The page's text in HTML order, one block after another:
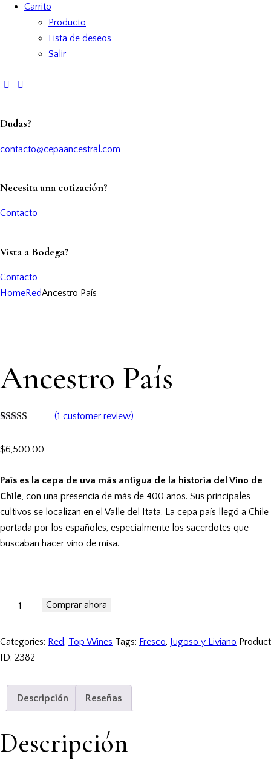
Carrito
Producto
Lista de deseos
Salir
Dudas?
contacto@cepaancestral.com
Necesita una cotización?
Contacto
Vista a Bodega?
Contacto
HomeRedAncestro País
Ancestro País
based on
(1 customer review)
$6,500.00
País es la cepa de uva más antigua de la historia del Vino de
Chile, con una presencia de más de 400 años. Sus principales
cultivos se localizan en el Valle del Itata. La cepa país llegó a Chile
portada por los españoles, especialmente los sacerdotes que
buscaban hacer vino de misa.
Comprar ahora
Categories: Red, Top Wines Tags: Fresco, Jugoso y Liviano Product
ID: 2382
Descripción Reseñas
Descripción